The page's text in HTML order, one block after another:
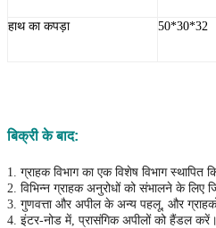
हाथ का कपड़ा 50*30*32
बिक्री के बाद:
1. ग्राहक विभाग का एक विशेष विभाग स्थापित
2. विभिन्न ग्राहक अनुरोधों को संभालने के लिए
3. गुणवत्ता और अपील के अन्य पहलू, और
4. इंटर-नोड में, प्रासंगिक अपीलों को हैंडल करें।